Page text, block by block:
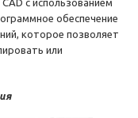
с использованием
обеспечение
которое позволяет
или